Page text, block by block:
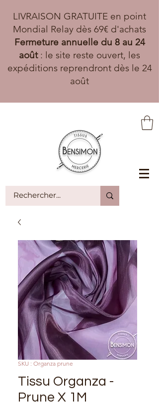
LIVRAISON GRATUITE en point
Mondial Relay dès 69€ d'achats
Fermeture annuelle du 8 au 24
août: le site reste ouvert, les
expéditions reprendront dès le 24
août
SKU : Organza prune
Tissu Organza -
Prune X 1M